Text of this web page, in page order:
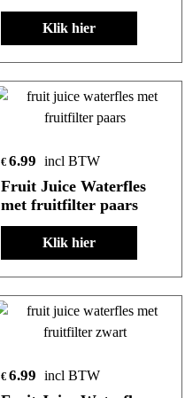
Klik hier
€ 6.99 incl BTW
Fruit Juice Waterfles
met fruitfilter paars
Klik hier
€ 6.99 incl BTW